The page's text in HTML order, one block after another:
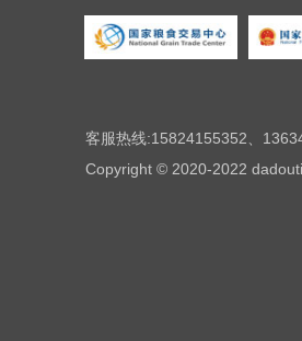
客服热线:15824155352、
Copyright © 2020-2022